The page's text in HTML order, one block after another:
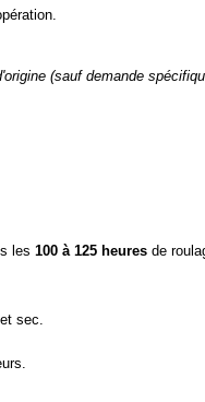
(sauf demande
les 100 à 125 heures de
sec.